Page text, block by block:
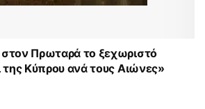
Πρωταρά το ξεχωριστό
της Κύπρου ανά τους Αιώνες»